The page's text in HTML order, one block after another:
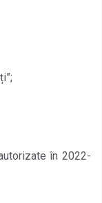
în 2022-